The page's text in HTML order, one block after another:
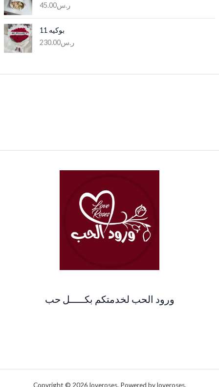
ر.س45.00
بوكيه 11
ر.س230.00
ورود الحب لخدمتكم بكـــــل حب
Copyright © 2026 loveroses. Powered by loveroses.